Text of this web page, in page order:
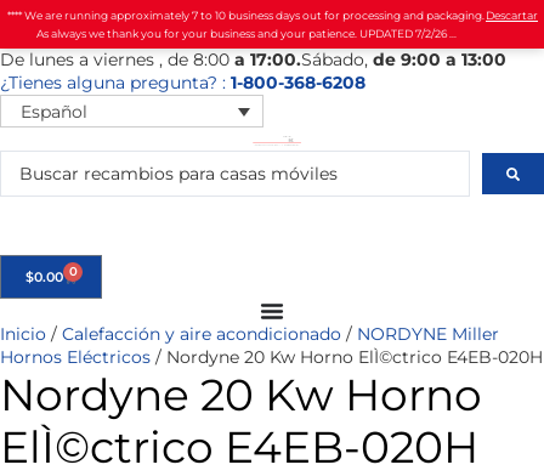
**** We are running approximately 7 to 10 business days out for processing and packaging.
As always we thank you for your business and your patience. UPDATED 7/2/26 ...
Descartar
De lunes a viernes , de 8:00 a 17:00.Sábado, de 9:00 a 13:00
¿Tienes alguna pregunta? : 1-800-368-6208
Español
$0.00 0
Inicio / Calefacción y aire acondicionado / NORDYNE Miller
Hornos Eléctricos / Nordyne 20 Kw Horno ElÌ©ctrico E4EB-020H
Nordyne 20 Kw Horno
ElÌ©ctrico E4EB-020H